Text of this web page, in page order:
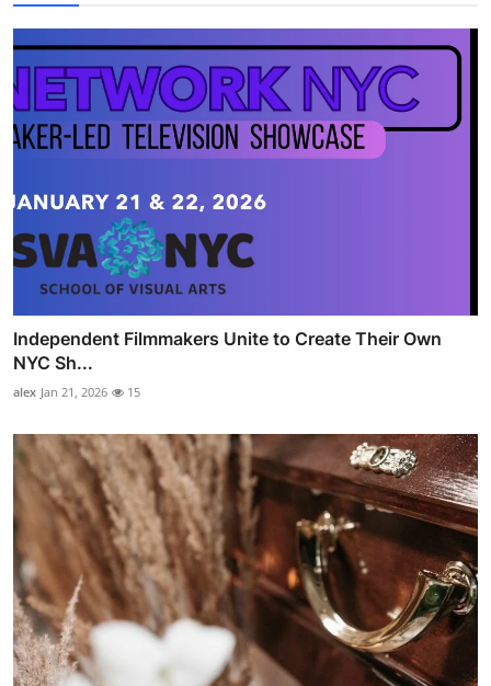
Independent Filmmakers Unite to Create Their Own
NYC Sh...
alex Jan 21, 2026 15